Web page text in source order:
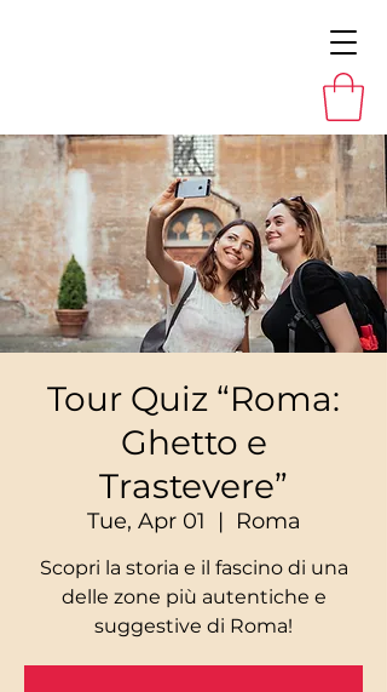
Tour Quiz “Roma:
Ghetto e
Trastevere”
Tue, Apr 01
  |
Roma
Scopri la storia e il fascino di una
delle zone più autentiche e